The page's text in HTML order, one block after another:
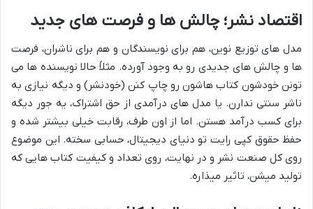
اقتصاد نشر؛ چالش ها و فرصت های جدید
مدل های توزیع نوین، هم برای نویسندگان و هم برای ناشران، فرصت
ها و چالش های جدیدی رو به وجود آورده. مثلاً حالا نویسنده ها می
تونن خودشون کتاب هاشون رو چاپ کنن (خودنشر) و دیگه نیازی به
ناشر سنتی ندارن. یا مدل های درآمدی از حق اشتراک، یه جور دیگه
برای کسب درآمد هستن. اما از اون طرف، رقابت خیلی بیشتر شده و
حفظ حقوق کپی رایت تو دنیای دیجیتال، حسابی سخته. این موضوع
روی کل صنعت نشر و در نهایت، روی تعداد و کیفیت کتاب هایی که
تولید میشن، تاثیر میذاره.